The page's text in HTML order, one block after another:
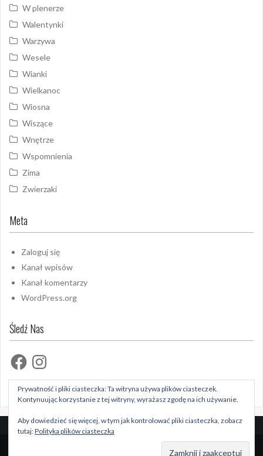
W plenerze
Walentynki
Warzywa
Wesele
Wianki
Wielkanoc
Wiosna
Wiszące
Wnętrze
Wspomnienia
Zima
Zwierzaki
Meta
Zaloguj się
Kanał wpisów
Kanał komentarzy
WordPress.org
Śledź Nas
FacebookInstagram
Szablon: Oriaby
Prywatność i pliki ciasteczka: Ta witryna używa plików ciasteczek.
Kontynuując korzystanie z tej witryny, wyrażasz zgodę na ich używanie.
Aby dowiedzieć się więcej, w tym jak kontrolować pliki ciasteczka, zobacz
tutaj:Polityka plików ciasteczka